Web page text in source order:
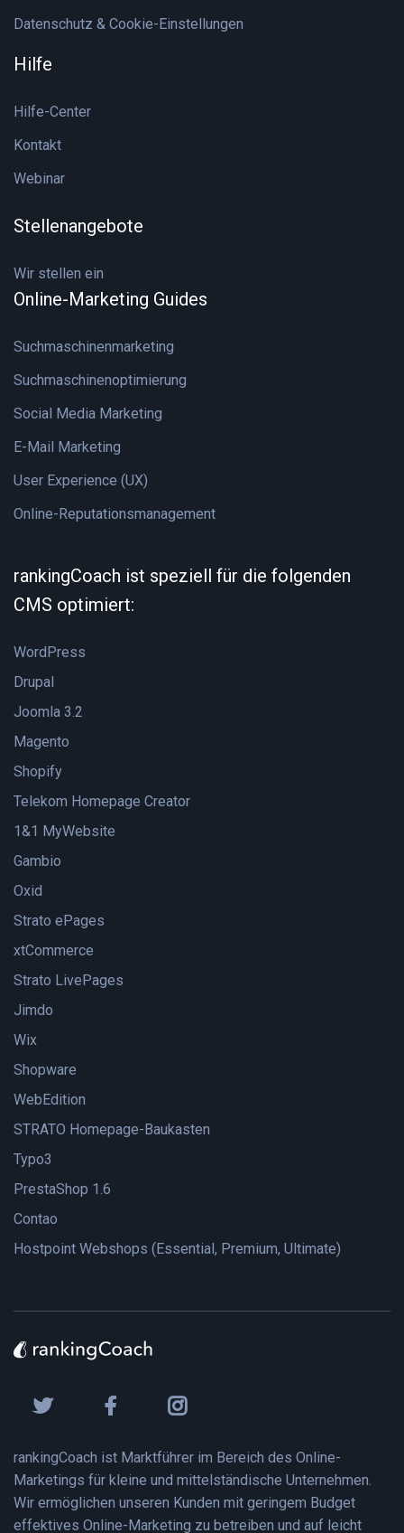
Datenschutz & Cookie-Einstellungen
Hilfe
Hilfe-Center
Kontakt
Webinar
Stellenangebote
Wir stellen ein
Online-Marketing Guides
Suchmaschinenmarketing
Suchmaschinenoptimierung
Social Media Marketing
E-Mail Marketing
User Experience (UX)
Online-Reputationsmanagement
rankingCoach ist speziell für die folgenden
CMS optimiert:
WordPress
Drupal
Joomla 3.2
Magento
Shopify
Telekom Homepage Creator
1&1 MyWebsite
Gambio
Oxid
Strato ePages
xtCommerce
Strato LivePages
Jimdo
Wix
Shopware
WebEdition
STRATO Homepage-Baukasten
Typo3
PrestaShop 1.6
Contao
Hostpoint Webshops (Essential, Premium, Ultimate)
rankingCoach ist Marktführer im Bereich des Online-
Marketings für kleine und mittelständische Unternehmen.
Wir ermöglichen unseren Kunden mit geringem Budget
effektives Online-Marketing zu betreiben und auf leicht